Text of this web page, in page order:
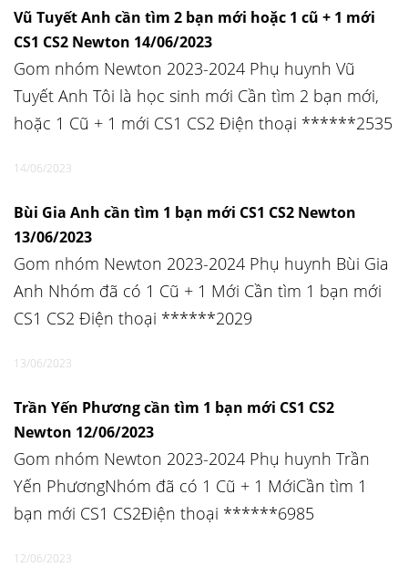
Vũ Tuyết Anh cần tìm 2 bạn mới hoặc 1 cũ + 1 mới
CS1 CS2 Newton 14/06/2023
Gom nhóm Newton 2023-2024 Phụ huynh Vũ
Tuyết Anh Tôi là học sinh mới Cần tìm 2 bạn mới,
hoặc 1 Cũ + 1 mới CS1 CS2 Điện thoại ******2535
14/06/2023
Bùi Gia Anh cần tìm 1 bạn mới CS1 CS2 Newton
13/06/2023
Gom nhóm Newton 2023-2024 Phụ huynh Bùi Gia
Anh Nhóm đã có 1 Cũ + 1 Mới Cần tìm 1 bạn mới
CS1 CS2 Điện thoại ******2029
13/06/2023
Trần Yến Phương cần tìm 1 bạn mới CS1 CS2
Newton 12/06/2023
Gom nhóm Newton 2023-2024 Phụ huynh Trần
Yến PhươngNhóm đã có 1 Cũ + 1 MớiCần tìm 1
bạn mới CS1 CS2Điện thoại ******6985
12/06/2023